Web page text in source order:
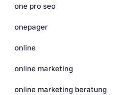
one pro seo
onepager
online
online marketing
online marketing beratung